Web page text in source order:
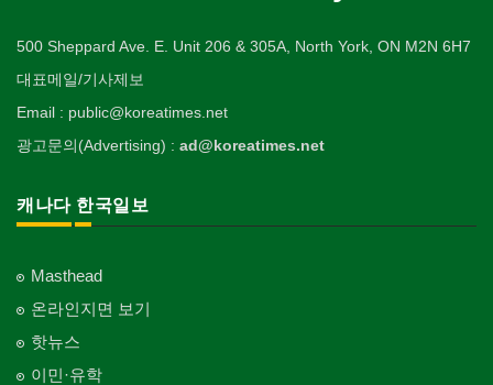
500 Sheppard Ave. E. Unit 206 & 305A, North York, ON M2N 6H7
대표메일/기사제보
Email : public@koreatimes.net
광고문의(Advertising) : ad@koreatimes.net
캐나다 한국일보
Masthead
온라인지면 보기
핫뉴스
이민·유학